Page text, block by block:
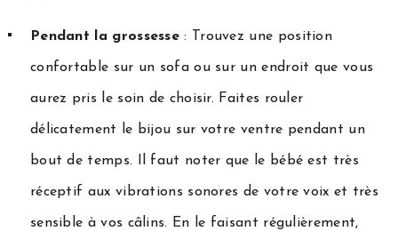
Pendant la grossesse: Trouvez une position
confortable sur un sofa ou sur un endroit que vous
aurez pris le soin de choisir. Faites rouler
délicatement le bijou sur votre ventre pendant un
bout de temps. Il faut noter que le bébé est très
réceptif aux vibrations sonores de votre voix et très
sensible à vos câlins. En le faisant régulièrement,